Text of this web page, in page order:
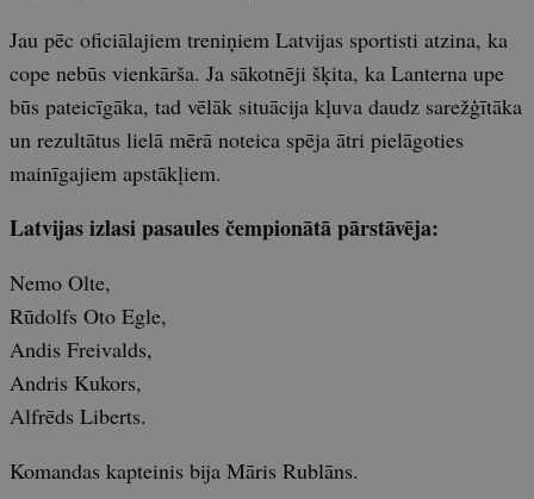
Jau pēc oficiālajiem treniņiem Latvijas sportisti atzina, ka
cope nebūs vienkārša. Ja sākotnēji šķita, ka Lanterna upe
būs pateicīgāka, tad vēlāk situācija kļuva daudz sarežģītāka
un rezultātus lielā mērā noteica spēja ātri pielāgoties
mainīgajiem apstākļiem.
Latvijas izlasi pasaules čempionātā pārstāvēja:
Nemo Olte,
Rūdolfs Oto Egle,
Andis Freivalds,
Andris Kukors,
Alfrēds Liberts.
Komandas kapteinis bija Māris Rublāns.